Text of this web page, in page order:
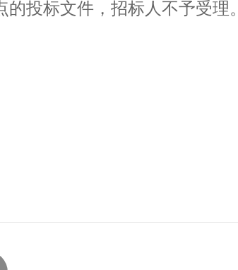
投标文件，招标人不予受理。